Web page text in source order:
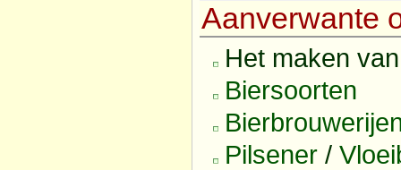
Aanverwante
Het maken
Biersoorten
Pilsener /